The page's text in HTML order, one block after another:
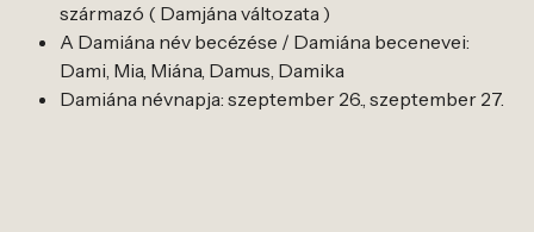
származó ( Damjána változata )
A Damiána név becézése / Damiána becenevei:
Dami, Mia, Miána, Damus, Damika
Damiána névnapja: szeptember 26., szeptember 27.